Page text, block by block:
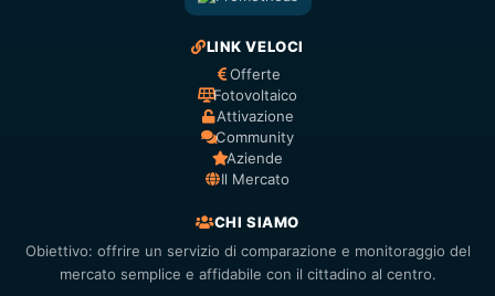
LINK VELOCI
Offerte
Fotovoltaico
Attivazione
Community
Aziende
Il Mercato
CHI SIAMO
Obiettivo: offrire un servizio di comparazione e monitoraggio del
mercato semplice e affidabile con il cittadino al centro.